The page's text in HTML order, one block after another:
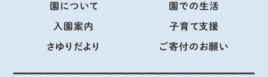
園について 園での生活
入園案内 子育て支援
さゆりだより ご寄付のお願い